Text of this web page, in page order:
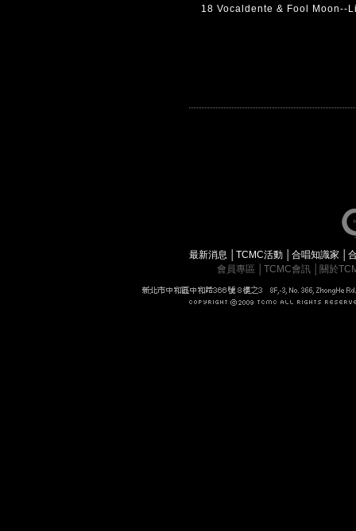
18 Vocaldente & Fool Moon--
最新消息 │TCMC活動 │合唱知識家 │
會員專區
TCMC會訊 關於